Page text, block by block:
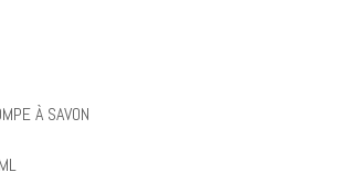
À SAVON